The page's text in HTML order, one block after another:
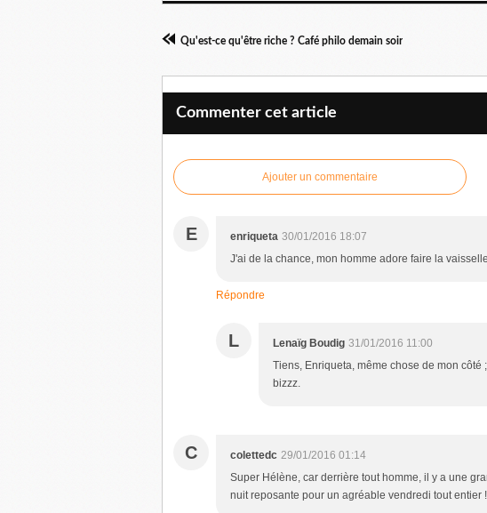
Qu'est-ce qu'être riche ? Café philo demain soir
Commenter cet article
Ajouter un commentaire
E enriqueta 30/01/2016 18:07
J'ai de la chance, mon homme adore faire la
Répondre
L Lenaïg Boudig 31/01/2016 11:00
Tiens, Enriqueta, même chose de mon
bizzz.
C colettedc 29/01/2016 01:14
Super Hélène, car derrière tout homme, il y a une
nuit reposante pour un agréable vendredi tout entier